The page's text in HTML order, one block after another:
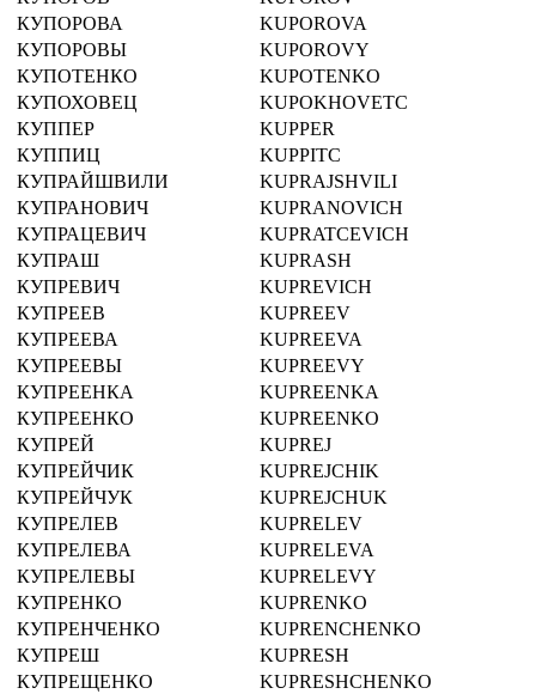
КУПОРОВА
KUPOROVA
КУПОРОВЫ
KUPOROVY
КУПОТЕНКО
KUPOTENKO
КУПОХОВЕЦ
KUPOKHOVETC
КУППЕР
KUPPER
КУППИЦ
KUPPITC
КУПРАЙШВИЛИ
KUPRAJSHVILI
КУПРАНОВИЧ
KUPRANOVICH
КУПРАЦЕВИЧ
KUPRATCEVICH
КУПРАШ
KUPRASH
КУПРЕВИЧ
KUPREVICH
КУПРЕЕВ
KUPREEV
КУПРЕЕВА
KUPREEVA
КУПРЕЕВЫ
KUPREEVY
КУПРЕЕНКА
KUPREENKA
КУПРЕЕНКО
KUPREENKO
КУПРЕЙ
KUPREJ
КУПРЕЙЧИК
KUPREJCHIK
КУПРЕЙЧУК
KUPREJCHUK
КУПРЕЛЕВ
KUPRELEV
КУПРЕЛЕВА
KUPRELEVA
КУПРЕЛЕВЫ
KUPRELEVY
КУПРЕНКО
KUPRENKO
КУПРЕНЧЕНКО
KUPRENCHENKO
КУПРЕШ
KUPRESH
КУПРЕЩЕНКО
KUPRESHCHENKO